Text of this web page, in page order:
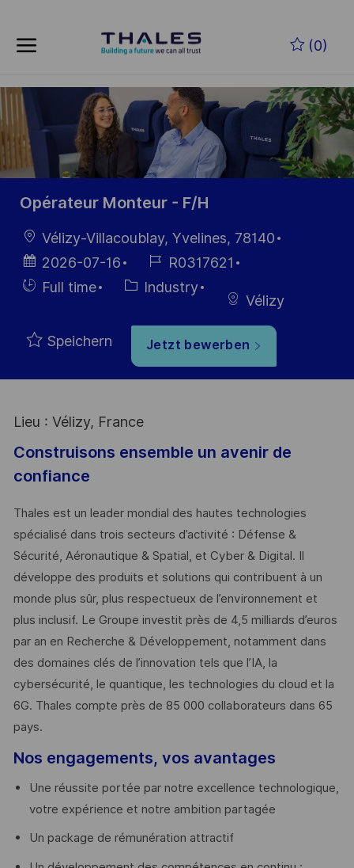
(0)
-
Opérateur Monteur - F/H
Ort Vélizy-Villacoublay, Yvelines, 78140
Datum der
Veröffentlichung
2026-07-16
Job-
ID
R0317621
Einstellunngstyp
Full time Kategorie
Industry
Vélizy
Speichern Jetzt bewerben
Lieu : Vélizy, France
Construisons ensemble un avenir de
confiance
Thales est un leader mondial des hautes technologies
spécialisé dans trois secteurs d’activité : Défense &
Sécurité, Aéronautique & Spatial, et Cyber & Digital. Il
développe des produits et solutions qui contribuent à un
monde plus sûr, plus respectueux de l’environnement et
plus inclusif. Le Groupe investit près de 4,5 milliards d’euros
par an en Recherche & Développement, notamment dans
des domaines clés de l’innovation tels que l’IA, la
cybersécurité, le quantique, les technologies du cloud et la
6G. Thales compte près de 85 000 collaborateurs dans 65
pays. ​
Nos engagements, vos avantages
Une réussite portée par notre excellence technologique,
votre expérience et notre ambition partagée
Un package de rémunération attractif